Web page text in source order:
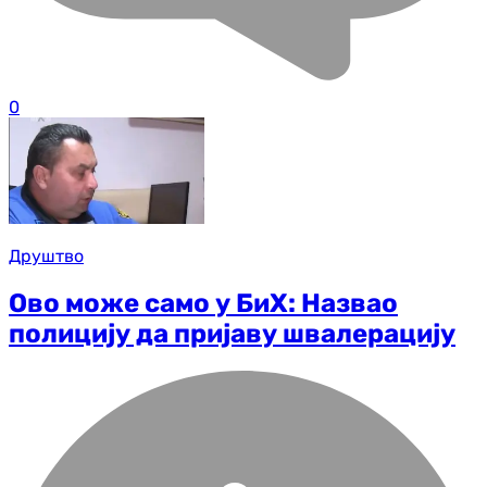
0
Друштво
Ово може само у БиХ: Назвао
полицију да пријаву швалерацију